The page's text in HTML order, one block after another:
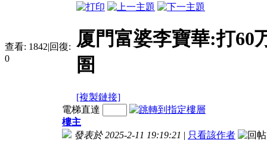
查看: 1842|回復:
0
厦門富婆李寶華:打60
圄
[複製鏈接]
電梯直達
樓主
發表於 2025-2-11 19:19:21 | 只看該作者